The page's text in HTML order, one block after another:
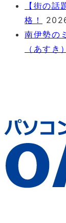
【街の
格！
南伊勢の
（あすき